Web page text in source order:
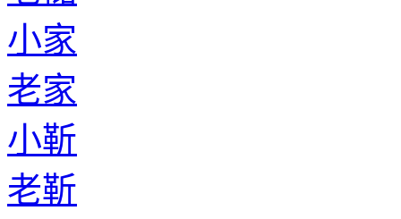
小家
老家
小靳
老靳